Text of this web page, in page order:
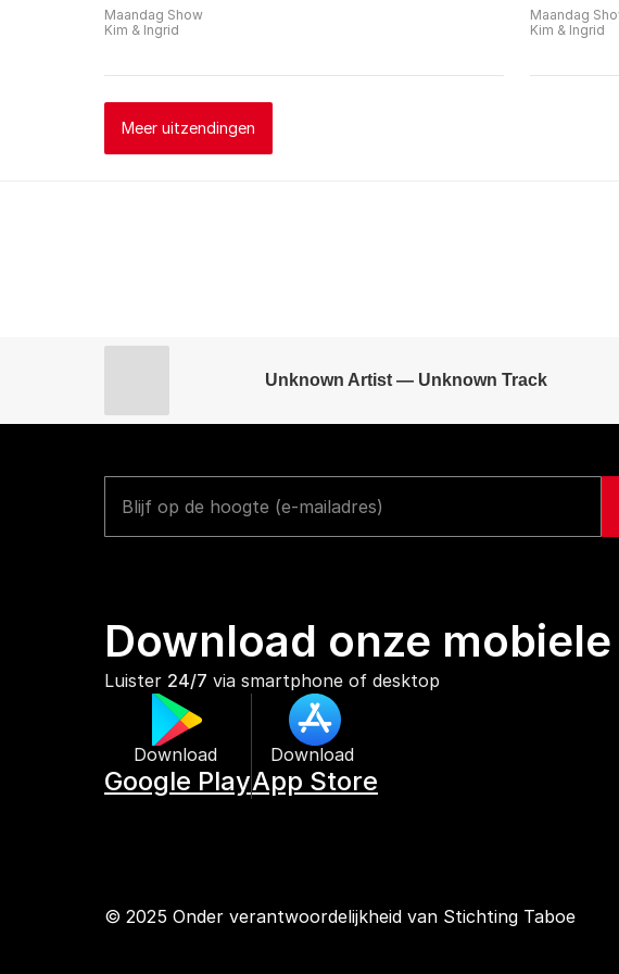
Maandag Show
Kim & Ingrid
Maandag
Kim & Ingrid
Meer uitzendingen
Unknown Artist — Unknown Track
Download onze
Luister 24/7 via smartphone of desktop
Download
Google Play
Download
App Store
© 2025 Onder verantwoordelijkheid van Stichting Taboe